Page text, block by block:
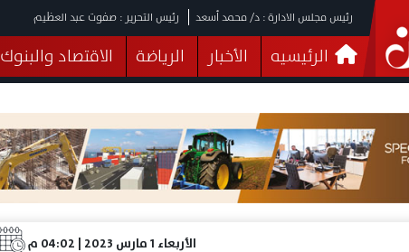
رئيس مجلس الادارة : د/ محمد أسعد رئيس التحرير : صفوت عبد العظيم
الرئيسيه الأخبار الرياضة الاقتصاد والبنوك
فيديوهات
البرلمان صحة الثقافة خدمات
الأربعاء 1 مارس 2023 | 04:02 م